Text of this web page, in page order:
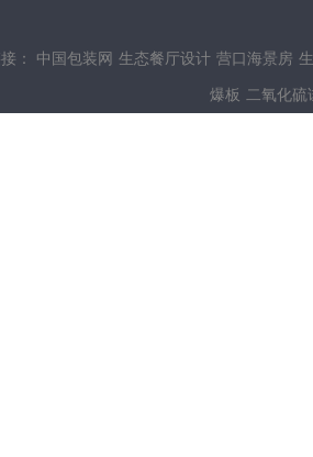
： 中国包装网 生态餐厅设计 营口海景房
爆板 二氧化硫